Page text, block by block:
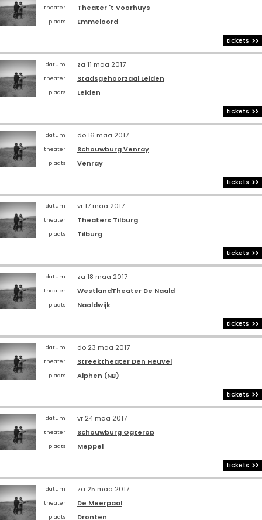
theater Theater 't Voorhuys
plaats
Emmeloord
tickets
datum za 11 maa 2017
theater Stadsgehoorzaal Leiden
plaats
Leiden
tickets
datum do 16 maa 2017
theater Schouwburg Venray
plaats
Venray
tickets
datum vr 17 maa 2017
theater Theaters Tilburg
plaats
Tilburg
tickets
datum za 18 maa 2017
theater WestlandTheater De Naald
plaats
Naaldwijk
tickets
datum do 23 maa 2017
theater Streektheater Den Heuvel
plaats
Alphen (NB)
tickets
datum vr 24 maa 2017
theater Schouwburg Ogterop
plaats
Meppel
tickets
datum za 25 maa 2017
theater De Meerpaal
plaats
Dronten